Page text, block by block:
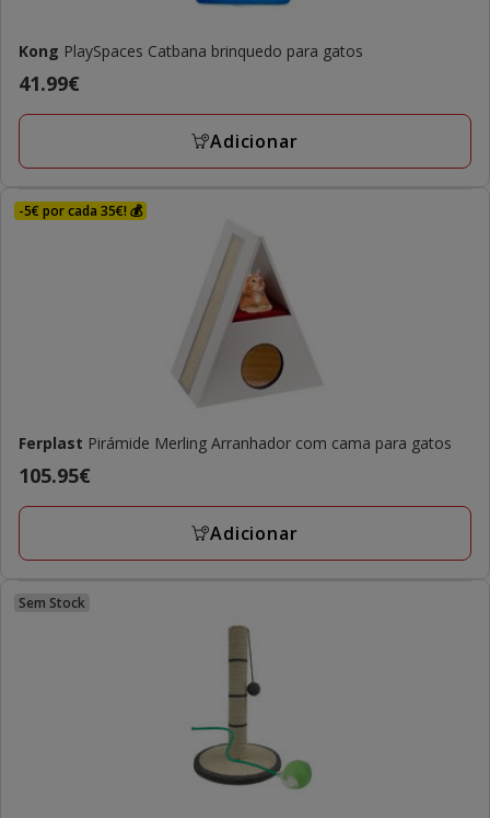
Kong PlaySpaces Catbana brinquedo para gatos
Preço
41.99€
41.99€
Adicionar
-5€ por cada 35€! 💰
Ferplast Pirámide Merling Arranhador com cama para gatos
Preço
105.95€
105.95€
Adicionar
Sem Stock